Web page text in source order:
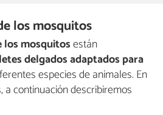
los mosquitos
los mosquitosestán
delgados adaptados para
especies de animales. En
continuación describiremos